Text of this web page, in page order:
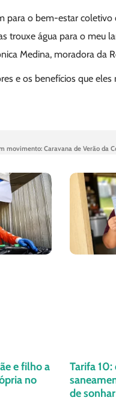
para o bem-estar coletivo
trouxe água para o meu
Medina, moradora da
e os benefícios que
e filho a
no
Tarifa
de sonhar